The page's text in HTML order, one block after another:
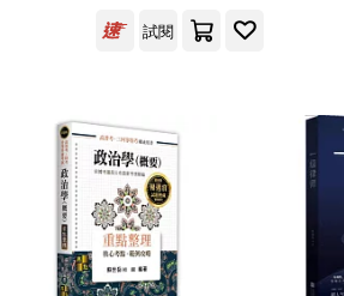
備前やすのり(14)
山口ねね(14)
張為付（主編）(14)
上海文藝出版社(84)
人人出版(84) 光田(83)
上海科學技術文獻出版社(82)
中國青年出版社(82) 麥
試閱